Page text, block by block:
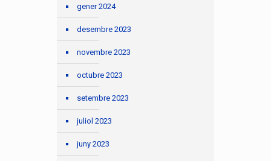
gener 2024
desembre 2023
novembre 2023
octubre 2023
setembre 2023
juliol 2023
juny 2023